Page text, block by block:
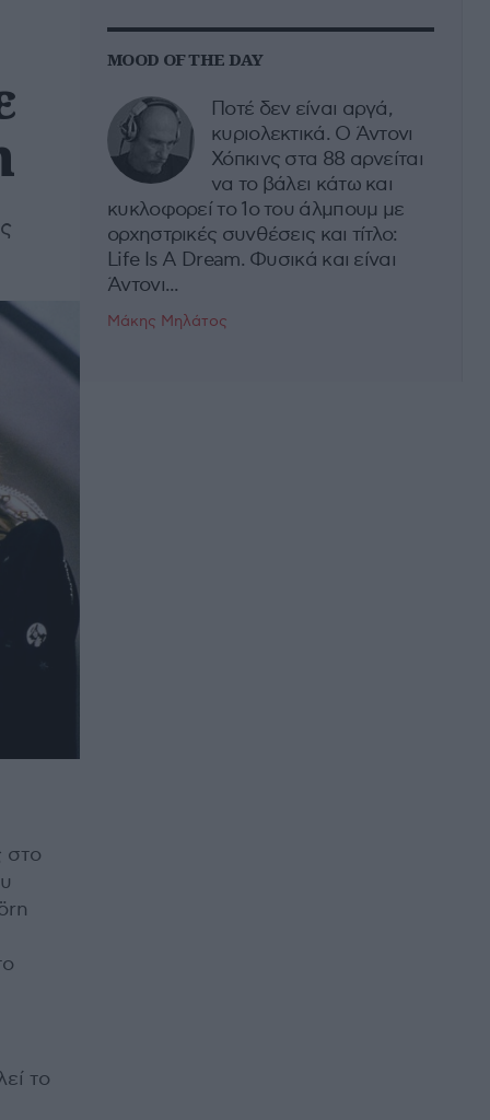
στο
το
MOOD OF THE DAY
Ποτέ δεν είναι αργά,
κυριολεκτικά. Ο Άντονι
Χόπκινς στα 88 αρνείται
να το βάλει κάτω και
κυκλοφορεί το 1ο του άλμπουμ με
ορχηστρικές συνθέσεις και τίτλο:
Life Is A Dream. Φυσικά και είναι
Άντονι...
Μάκης Μηλάτος